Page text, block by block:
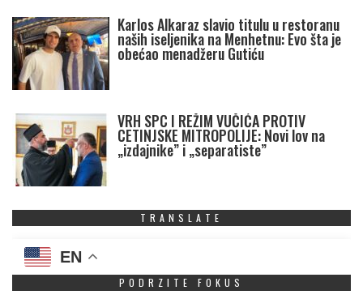
Karlos Alkaraz slavio titulu u restoranu
naših iseljenika na Menhetnu: Evo šta je
obećao menadžeru Gutiću
VRH SPC I REŽIM VUČIĆA PROTIV
CETINJSKE MITROPOLIJE: Novi lov na
„izdajnike” i „separatiste”
TRANSLATE
EN
PODRZITE FOKUS